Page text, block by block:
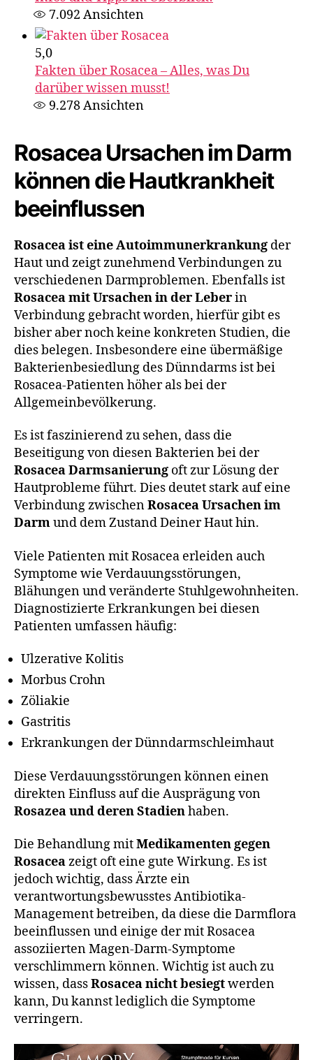
7.092 Ansichten
5,0
Fakten über Rosacea – Alles, was Du
darüber wissen musst!
9.278Ansichten
Rosacea Ursachen im Darm
können die Hautkrankheit
beeinflussen
Rosacea ist eine Autoimmunerkrankung der
Haut und zeigt zunehmend Verbindungen zu
verschiedenen Darmproblemen. Ebenfalls ist
Rosacea mit Ursachen in der Leberin
Verbindung gebracht worden, hierfür gibt es
bisher aber noch keine konkreten Studien, die
dies belegen. Insbesondere eine übermäßige
Bakterienbesiedlung des Dünndarms ist bei
Rosacea-Patienten höher als bei der
Allgemeinbevölkerung.
Es ist faszinierend zu sehen, dass die
Beseitigung von diesen Bakterien bei der
Rosacea Darmsanierung oft zur Lösung der
Hautprobleme führt. Dies deutet stark auf eine
Verbindung zwischenRosacea Ursachen im
Darmund dem Zustand Deiner Haut hin.
Viele Patienten mit Rosacea erleiden auch
Symptome wie Verdauungsstörungen,
Blähungen und veränderte Stuhlgewohnheiten.
Diagnostizierte Erkrankungen bei diesen
Patienten umfassen häufig:
Ulzerative Kolitis
Morbus Crohn
Zöliakie
Gastritis
Erkrankungen der Dünndarmschleimhaut
Diese Verdauungsstörungen können einen
direkten Einfluss auf die Ausprägung von
Rosazea und deren Stadienhaben.
Die Behandlung mitMedikamenten gegen
Rosaceazeigt oft eine gute Wirkung. Es ist
jedoch wichtig, dass Ärzte ein
verantwortungsbewusstes Antibiotika-
Management betreiben, da diese die Darmflora
beeinflussen und einige der mit Rosacea
assoziierten Magen-Darm-Symptome
verschlimmern können. Wichtig ist auch zu
wissen, dassRosacea nicht besiegtwerden
kann, Du kannst lediglich die Symptome
verringern.